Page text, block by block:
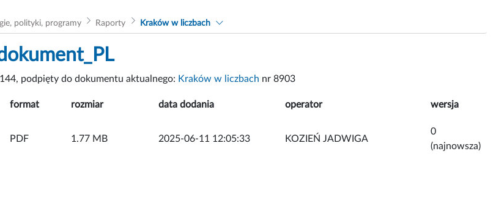
polityki, programy Raporty Kraków w liczbach
podpięty do dokumentu aktualnego: Kraków w liczbach nr 8903
format rozmiar data dodania operator wersja
PDF 1.77 MB 2025-06-11 12:05:33 KOZIEŃ JADWIGA
0
(najnowsza)